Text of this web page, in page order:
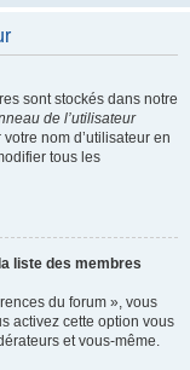
sont stockés dans notre
de l’utilisateur
nom d’utilisateur en
tous les
liste des membres
du forum », vous
activez cette option vous
et vous-même.